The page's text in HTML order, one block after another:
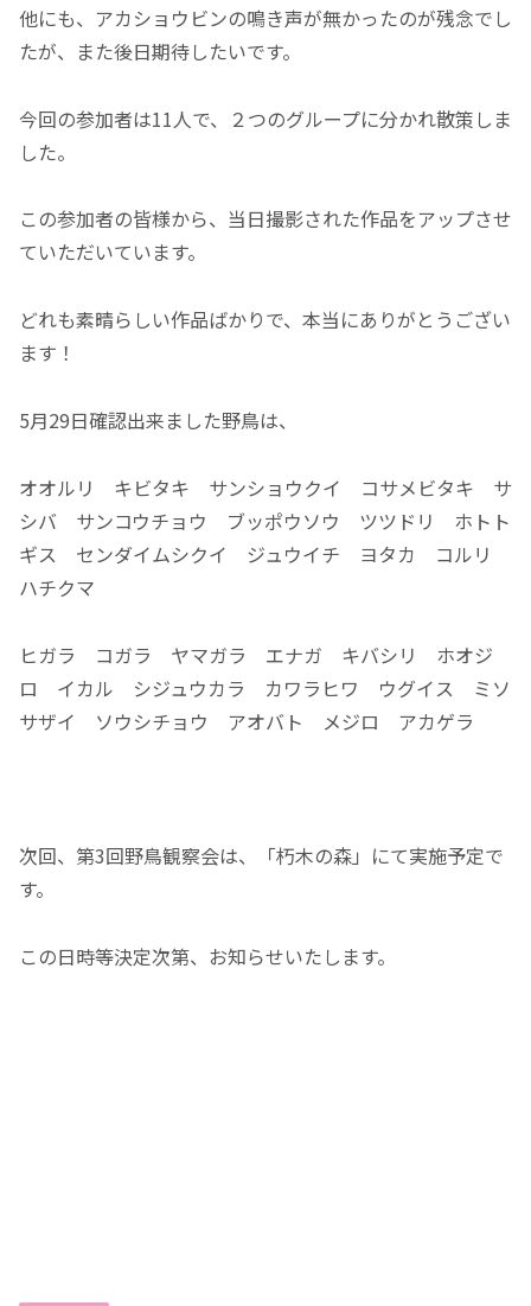
他にも、アカショウビンの鳴き声が無かったのが残念でし
たが、また後日期待したいです。
今回の参加者は11人で、２つのグループに分かれ散策しま
した。
この参加者の皆様から、当日撮影された作品をアップさせ
ていただいています。
どれも素晴らしい作品ばかりで、本当にありがとうござい
ます！
5月29日確認出来ました野鳥は、
オオルリ キビタキ サンショウクイ コサメビタキ サ
シバ サンコウチョウ ブッポウソウ ツツドリ ホトト
ギス センダイムシクイ ジュウイチ ヨタカ コルリ
ハチクマ
ヒガラ コガラ ヤマガラ エナガ キバシリ ホオジ
ロ イカル シジュウカラ カワラヒワ ウグイス ミソ
サザイ ソウシチョウ アオバト メジロ アカゲラ
次回、第3回野鳥観察会は、「朽木の森」にて実施予定で
す。
この日時等決定次第、お知らせいたします。